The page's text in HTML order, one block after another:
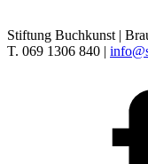
Stiftung Buchkunst |
T. 069 1306 840 |